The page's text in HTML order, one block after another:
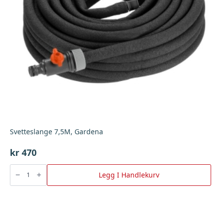
Svetteslange 7,5M, Gardena
kr 470
Svetteslange
Gardena
antall
Legg I Handlekurv